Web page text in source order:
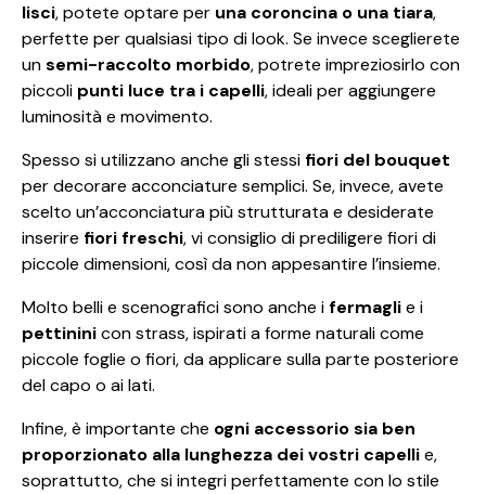
lisci, potete optare per una coroncina o una tiara,
perfette per qualsiasi tipo di look. Se invece sceglierete
unsemi-raccolto morbido, potrete impreziosirlo con
piccoli punti luce tra i capelli, ideali per aggiungere
luminosità e movimento.
Spesso si utilizzano anche gli stessi fiori del bouquet
per decorare acconciature semplici. Se, invece, avete
scelto un’acconciatura più strutturata e desiderate
inserire fiori freschi, vi consiglio di prediligere fiori di
piccole dimensioni, così da non appesantire l’insieme.
Molto belli e scenografici sono anche ifermaglie i
pettininicon strass, ispirati a forme naturali come
piccole foglie o fiori, da applicare sulla parte posteriore
del capo o ai lati.
Infine, è importante che ogni accessorio sia ben
proporzionato alla lunghezza dei vostri capellie,
soprattutto, che si integri perfettamente con lo stile